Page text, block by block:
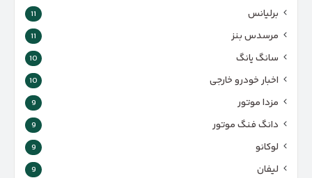
برلیانس 11
مرسدس بنز 11
سانگ یانگ 10
اخبار خودرو خارجی 10
مزدا موتور 9
دانگ فنگ موتور 9
لوکانو 9
لیفان 9